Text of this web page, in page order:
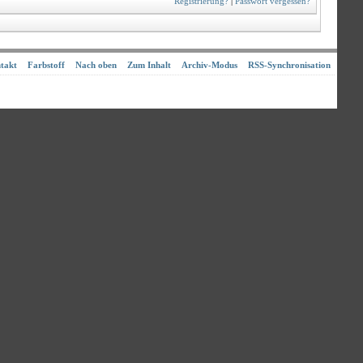
Farbstoff Nach oben Zum Inhalt Archiv-Modus RSS-Synchronisation